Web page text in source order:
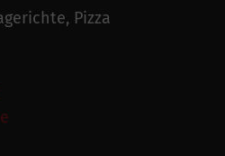
Pizza